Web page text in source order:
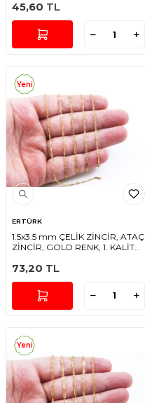
45,60 TL
Yeni
ERTÜRK
1.5x3.5 mm ÇELİK ZİNCİR, ATAÇ
ZİNCİR, GOLD RENK, 1. KALİTE
73,20 TL
Yeni